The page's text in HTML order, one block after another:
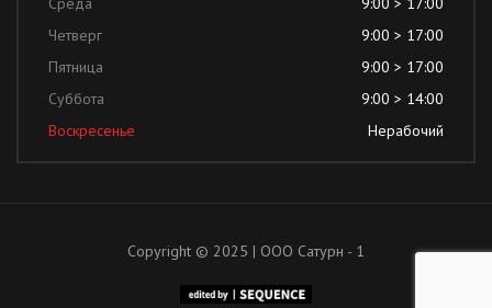
Четверг
9:00 > 17:00
Пятница
9:00 > 17:00
Суббота
9:00 > 14:00
Воскресенье
Нерабочий
Copyright © 2025 | ООО Сатурн - 1